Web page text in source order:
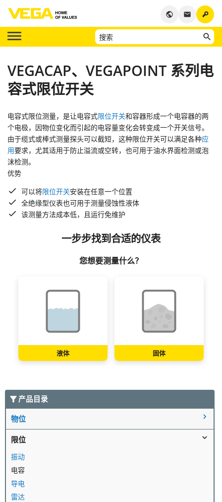
key
email
public
VEGACAP、VEGAPOINT 系列电
容式限位开关
电容式限位测量，是让电容式限位开关和容器形成一个电容器的两
个电极，因物位变化而引起的电容量变化会转变成一个开关信号。
由于缆式或棒式测量探头可以截短，这种限位开关可以满足各种应
用要求，尤其适用于防止溢流或空转，也可用于油水界面检测或泡
沫检测。
优势
可以将限位开关安装在任意一个位置
全绝缘型仪表也可用于测量侵蚀性液体
该测量方法成本低，且运行免维护
一步步找到合适的仪表
您想要测量什么？
液体 固体
产品目录
物位
限位
振动
电容
导电
雷达